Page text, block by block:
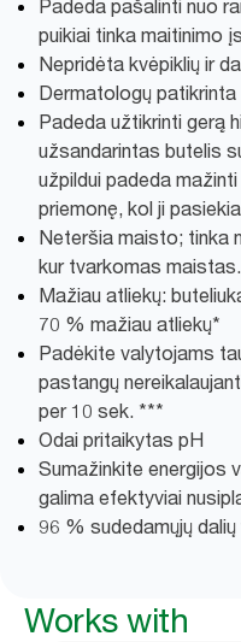
Padeda pašalinti nuo
puikiai tinka maitinimo
Nepridėta kvėpiklių ir
Dermatologų patikrinta
Padeda užtikrinti gerą
užsandarintas butelis
užpildui padeda
priemonę, kol ji
Neteršia maisto; tinka
kur tvarkomas maistas.
Mažiau atliekų:
70 % mažiau atliekų*
Padėkite valytojams
pastangų
per 10 sek. ***
Odai pritaikytas pH
Sumažinkite energijos
galima efektyviai
96 % sudedamųjų
Works with